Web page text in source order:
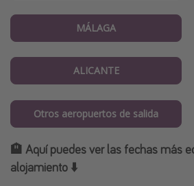
MÁLAGA
ALICANTE
Otros aeropuertos de salida
🏨 Aquí puedes ver las fechas más
alojamiento ⬇️